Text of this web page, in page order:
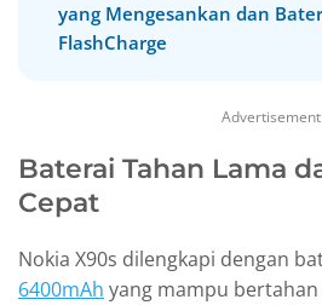
yang Mengesankan dan
FlashCharge
Advertisement
Baterai Tahan Lama
Cepat
Nokia X90s dilengkapi dengan
6400mAh yang mampu bertahan